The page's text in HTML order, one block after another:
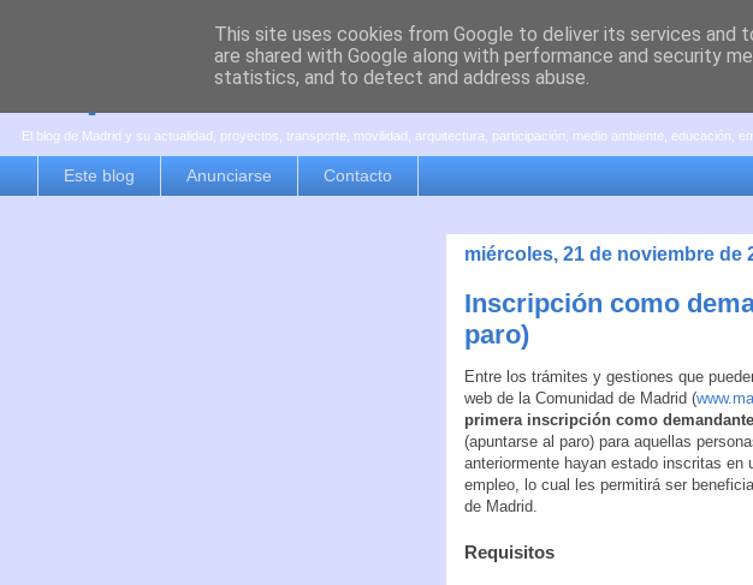
es por madrid
El blog de Madrid y su actualidad, proyectos, transporte, movilidad, arquitectura, participación, medio ambiente, educación,
Este blog Anunciarse Contacto
miércoles, 21 de noviembre de
Inscripción como
paro)
Entre los trámites y gestiones que
web de la Comunidad de Madrid (
primera inscripción como
(apuntarse al paro) para aquellas
anteriormente hayan estado inscritas en
empleo, lo cual les permitirá ser
de Madrid.
Requisitos
This site uses cookies from Google to deliver its services and
are shared with Google along with performance and security
statistics, and to detect and address abuse.